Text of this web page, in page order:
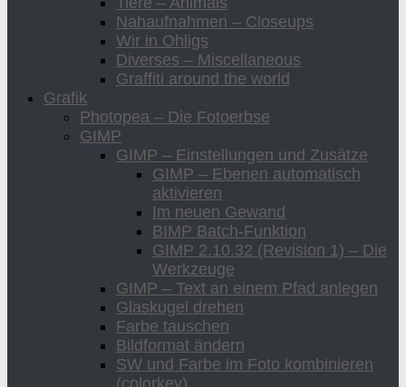
Nahaufnahmen – Closeups
Wir in Ohligs
Diverses – Miscellaneous
Graffiti around the world
Grafik
Photopea – Die Fotoerbse
GIMP
GIMP – Einstellungen und Zusätze
GIMP – Ebenen automatisch
aktivieren
Im neuen Gewand
BIMP Batch-Funktion
GIMP 2.10.32 (Revision 1) – Die
Werkzeuge
GIMP – Text an einem Pfad anlegen
Glaskugel drehen
Farbe tauschen
Bildformat ändern
SW und Farbe im Foto kombinieren